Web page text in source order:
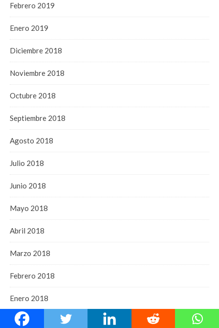
Febrero 2019
Enero 2019
Diciembre 2018
Noviembre 2018
Octubre 2018
Septiembre 2018
Agosto 2018
Julio 2018
Junio 2018
Mayo 2018
Abril 2018
Marzo 2018
Febrero 2018
Enero 2018
Diciembre 2017